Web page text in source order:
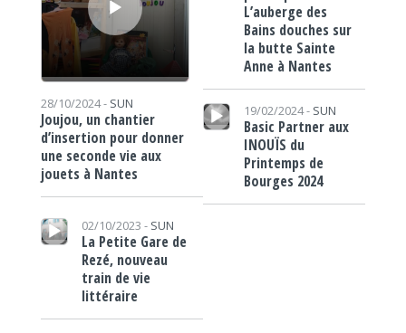
28/10/2024 - SUN
Joujou, un chantier
d’insertion pour donner
une seconde vie aux
jouets à Nantes
L’auberge des
Bains douches sur
la butte Sainte
Anne à Nantes
Lecteur audio
19/02/2024 - SUN
Basic Partner aux
INOUÏS du
Printemps de
Bourges 2024
Lecteur audio
02/10/2023 - SUN
La Petite Gare de
Rezé, nouveau
train de vie
littéraire